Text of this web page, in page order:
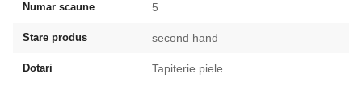
Numar scaune 5
Stare produs second hand
Dotari Tapiterie piele